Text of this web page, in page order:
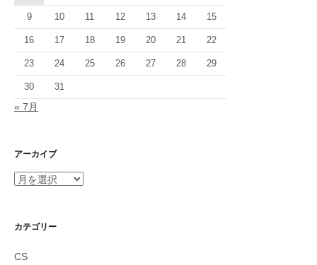
9 10 11 12 13 14 15
16 17 18 19 20 21 22
23 24 25 26 27 28 29
30 31
« 7月
アーカイブ
ア
イ
カテゴリー
CS